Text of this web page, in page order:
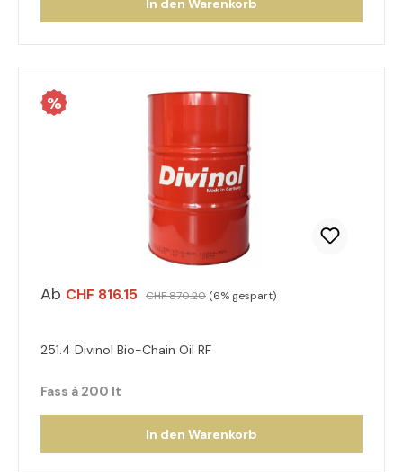
In den Warenkorb
%
Ab CHF 816.15 CHF 870.20 (6% gespart)
251.4 Divinol Bio-Chain Oil RF
Fass à 200 lt
In den Warenkorb